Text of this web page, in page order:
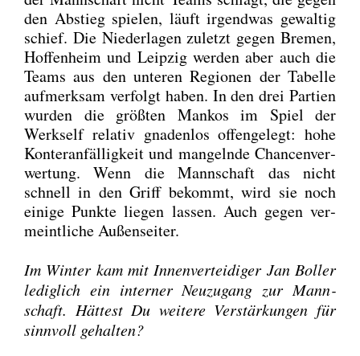
den Abstieg spie­len, läuft irgend­was gewal­tig
schief. Die Nie­der­la­gen zuletzt gegen Bre­men,
Hof­fen­heim und Leip­zig wer­den aber auch die
Teams aus den unte­ren Regio­nen der Tabel­le
auf­merk­sam ver­folgt haben. In den drei Par­tien
wur­den die größ­ten Man­kos im Spiel der
Werks­elf rela­tiv gna­den­los offen­ge­legt: hohe
Kon­ter­an­fäl­lig­keit und man­geln­de Chan­cen­ver­
wer­tung. Wenn die Mann­schaft das nicht
schnell in den Griff bekommt, wird sie noch
eini­ge Punk­te lie­gen las­sen. Auch gegen ver­
meint­li­che Außen­sei­ter.
Im Win­ter kam mit Innen­ver­tei­di­ger Jan Bol­ler
ledig­lich ein inter­ner Neu­zu­gang zur Mann­
schaft. Hät­test Du wei­te­re Ver­stär­kun­gen für
sinn­voll gehal­ten?